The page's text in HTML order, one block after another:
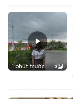
1 phút trước 3